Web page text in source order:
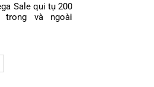
Sale qui tụ 200
trong và ngoài